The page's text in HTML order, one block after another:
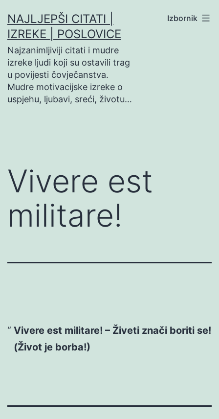
na
sadržaj
NAJLJEPŠI CITATI |
IZREKE | POSLOVICE
Najzanimljiviji citati i mudre
izreke ljudi koji su ostavili trag
u povijesti čovječanstva.
Mudre motivacijske izreke o
uspjehu, ljubavi, sreći, životu…
Izbornik
Vivere est
militare!
Vivere est militare! – Živeti znači boriti se!
(Život je borba!)